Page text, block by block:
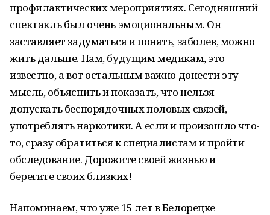
профилактических мероприятиях. Сегодняшний
спектакль был очень эмоциональным. Он
заставляет задуматься и понять, заболев, можно
жить дальше. Нам, будущим медикам, это
известно, а вот остальным важно донести эту
мысль, объяснить и показать, что нельзя
допускать беспорядочных половых связей,
употреблять наркотики. А если и произошло что-
то, сразу обратиться к специалистам и пройти
обследование. Дорожите своей жизнью и
берегите своих близких!
Напоминаем, что уже 15 лет в Белорецке